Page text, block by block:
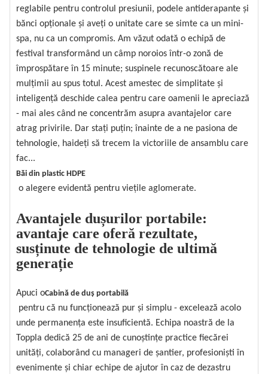
reglabile pentru controlul presiunii, podele antiderapante și
bănci opționale și aveți o unitate care se simte ca un mini-
spa, nu ca un compromis. Am văzut odată o echipă de
festival transformând un câmp noroios într-o zonă de
împrospătare în 15 minute; suspinele recunoscătoare ale
mulțimii au spus totul. Acest amestec de simplitate și
inteligență deschide calea pentru care oamenii le apreciază
- mai ales când ne concentrăm asupra avantajelor care
atrag privirile. Dar stați puțin; înainte de a ne pasiona de
tehnologie, haideți să trecem la victoriile de ansamblu care
fac...
Băi din plastic HDPE
o alegere evidentă pentru viețile aglomerate.
Avantajele dușurilor portabile:
avantaje care oferă rezultate,
susținute de tehnologie de ultimă
generație
Apuci oCabină de duș portabilă
pentru că nu funcționează pur și simplu - excelează acolo
unde permanența este insuficientă. Echipa noastră de la
Toppla dedică 25 de ani de cunoștințe practice fiecărei
unități, colaborând cu manageri de șantier, profesioniști în
evenimente și chiar echipe de ajutor în caz de dezastru